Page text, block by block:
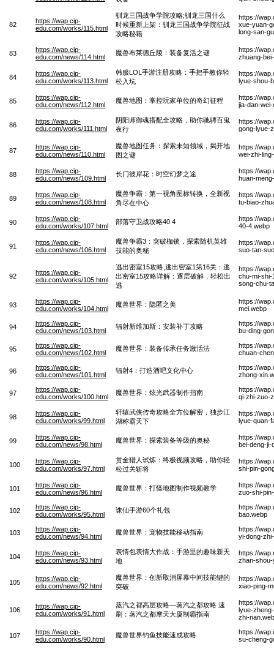
82
https://wap.cip-
edu.com/works/115.html
驯龙三国战争学院攻略;驯龙三国什么
时候重新上架：驯龙三国战争学院征战
攻略秘籍
https://
xue-yuan-
long-san-
83
https://wap.cip-
edu.com/news/114.html
魔兽布莱德丘陵：装备复活之谜
https://
zhuang-
84
https://wap.cip-
edu.com/works/113.html
韩服LOL手游注册攻略：手把手教你轻
松入坑
https://
lyue-shou-
85
https://wap.cip-
edu.com/news/112.html
魔兽地图：掌控玩家单位的奇幻征程
https://
jia-dan-
86
https://wap.cip-
edu.com/works/111.html
阴阳师御魂搭配全攻略，助你驰骋百鬼
夜行
https://
gong-lyue-
87
https://wap.cip-
edu.com/news/110.html
魔兽地图任务：探索未知领域，揭开地
图之谜
https://
wei-zhi-
88
https://wap.cip-
edu.com/news/109.html
长门彼岸花：时空幻梦之途
https://
huan-
89
https://wap.cip-
edu.com/news/108.html
魔兽争霸：第一视角图标转换，全新视
角尽在中心
https://
tu-biao-
90
https://wap.cip-
edu.com/works/107.html
部落守卫战攻略40 4
https://
40-4.webp
91
https://wap.cip-
edu.com/news/106.html
魔兽争霸3：突破枷锁，探索随机英雄
技能的奥秘
https://
suo-tan-
92
https://wap.cip-
edu.com/works/105.html
逃出密室15攻略,逃出密室1第16关：逃
出密室15攻略详解：逐层破解，轻松出
逃
https://
chu-mi-shi-
song-chu-
93
https://wap.cip-
edu.com/works/104.html
魔兽世界：隐匿之美
https://
mei.webp
94
https://wap.cip-
edu.com/news/103.html
辐射新维加斯：安装补丁攻略
https://
bu-ding-
95
https://wap.cip-
edu.com/news/102.html
魔兽世界：装备传承任务激活法
https://
chuan-
96
https://wap.cip-
edu.com/news/101.html
辐射4：打造酒吧文化中心
https://
zhong-
97
https://wap.cip-
edu.com/works/100.html
魔兽世界：炫光武器制作指南
https://
qi-zhi-zuo-
98
https://wap.cip-
edu.com/works/99.html
轩辕武侠传奇攻略全方位解密，独步江
湖称霸天下
https://
lyue-quan-
99
https://wap.cip-
edu.com/news/98.html
魔兽世界：探索装备等级的奥秘
https://
bei-deng-ji-
100
https://wap.cip-
edu.com/works/97.html
赏金猎人试炼：终极视频攻略，助你轻
松过关斩将
https://
shi-pin-
101
https://wap.cip-
edu.com/news/96.html
魔兽世界：打怪地图制作视频教学
https://
zuo-shi-
102
https://wap.cip-
edu.com/works/95.html
诛仙手游60个礼包
https://
bao.webp
103
https://wap.cip-
edu.com/news/94.html
魔兽世界：宠物技能移动指南
https://
yi-dong-
104
https://wap.cip-
edu.com/news/93.html
表情包表情大作战：手游里的趣味新天
地
https://
zhan-shou-
105
https://wap.cip-
edu.com/news/92.html
魔兽世界：创新取消屏幕中间技能键的
突破
https://
xiao-ping-
106
https://wap.cip-
edu.com/works/91.html
蒸汽之都高层攻略—蒸汽之都攻略 速
刷：蒸汽之都摩天大厦制霸指南
https://
lyue-
zhi-
107
https://wap.cip-
edu.com/works/90.html
魔兽世界钓鱼技能速成攻略
https://
su-cheng-